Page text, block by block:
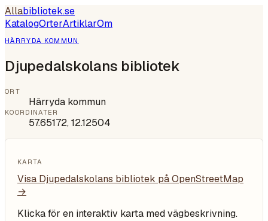
Allabibliotek.se
KatalogOrterArtiklarOm
HÄRRYDA KOMMUN
Djupedalskolans bibliotek
ORT
Härryda kommun
KOORDINATER
57.65172,12.12504
KARTA
Visa Djupedalskolans bibliotek på OpenStreetMap
→
Klicka för en interaktiv karta med vägbeskrivning.